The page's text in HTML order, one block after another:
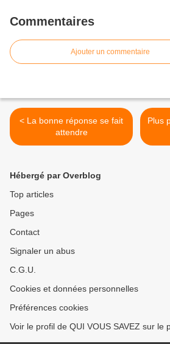
Commentaires
Ajouter un commentaire
< La bonne réponse se fait
attendre
Hébergé par Overblog
Top articles
Pages
Contact
Signaler un abus
C.G.U.
Cookies et données personnelles
Préférences cookies
Voir le profil de QUI VOUS SAVEZ sur le